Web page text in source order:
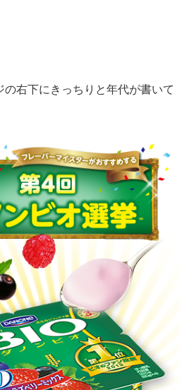
右下にきっちりと年代が書いて